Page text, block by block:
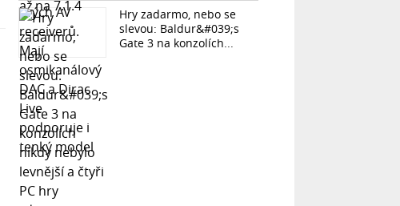
Hry zadarmo, nebo se
slevou: Baldur&#039;s
Gate 3 na konzolích...